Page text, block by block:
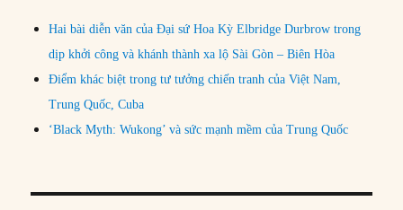
Hai bài diễn văn của Đại sứ Hoa Kỳ Elbridge Durbrow trong
dịp khởi công và khánh thành xa lộ Sài Gòn – Biên Hòa
Điểm khác biệt trong tư tưởng chiến tranh của Việt Nam,
Trung Quốc, Cuba
‘Black Myth: Wukong’ và sức mạnh mềm của Trung Quốc